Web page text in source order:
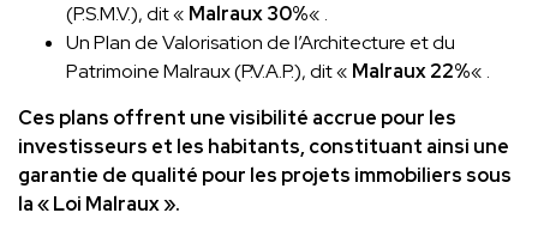
(P.S.M.V.), dit « Malraux 30%« .
Un Plan de Valorisation de l’Architecture et du
Patrimoine Malraux (P.V.A.P.), dit « Malraux 22%« .
Ces plans offrent une visibilité accrue pour les
investisseurs et les habitants, constituant ainsi une
garantie de qualité pour les projets immobiliers sous
la « Loi Malraux ».